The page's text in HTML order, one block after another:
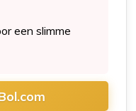
een slimme